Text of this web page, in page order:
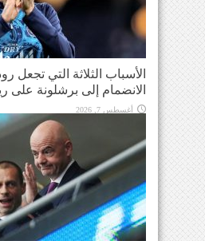
الأسباب الثلاثة التي تجعل
الانضمام إلى برشلونة على
أغسطس 7, 2026